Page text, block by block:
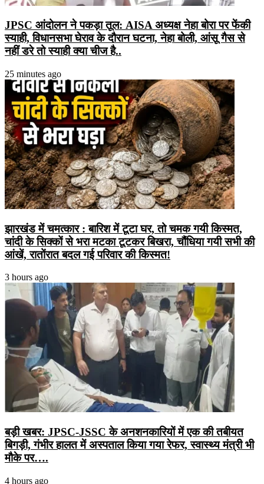
JPSC आंदोलन ने पकड़ा तूल: AISA अध्यक्ष नेहा बोरा पर फेंकी
स्याही, विधानसभा घेराव के दौरान घटना, नेहा बोली, आंसू गैस से
नहीं डरे तो स्याही क्या चीज है..
25 minutes ago
झारखंड में चमत्कार : बारिश में टूटा घर, तो चमक गयी किस्मत,
चांदी के सिक्कों से भरा मटका टूटकर बिखरा, चौंधिया गयी सभी की
आंखें, रातोंरात बदल गई परिवार की किस्मत!
3 hours ago
बड़ी खबर: JPSC-JSSC के अनशनकारियों में एक की तबीयत
बिगड़ी, गंभीर हालत में अस्पताल किया गया रेफर, स्वास्थ्य मंत्री भी
मौके पर….
4 hours ago